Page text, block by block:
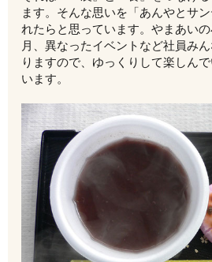
ます。そんな思いを「あんやとサ
れたらと思っています。やまあい
月、異なったイベントなど社員み
りますので、ゆっくりして楽しん
います。